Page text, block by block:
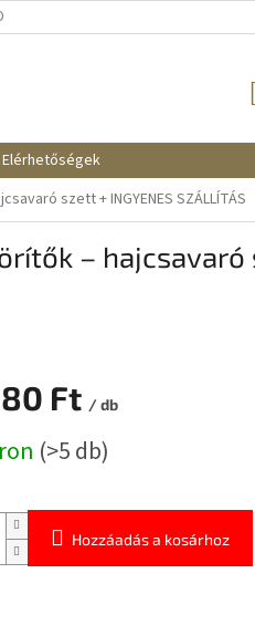
Elérhetőségek
szett+ INGYENES SZÁLLÍTÁS
–
Ft / db
(>5 db)
Hozzáadás a kosárhoz